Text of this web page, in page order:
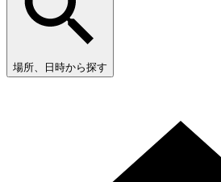
場所、日時から探す